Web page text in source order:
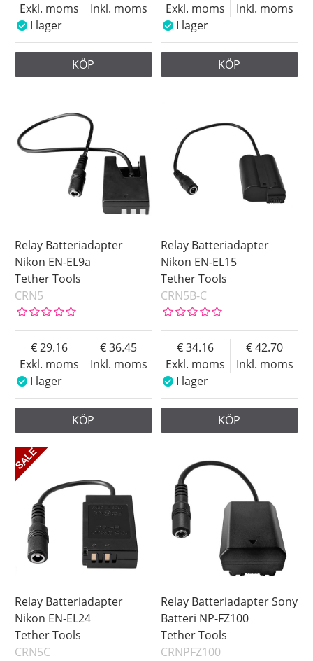
Exkl. moms
Inkl. moms
I lager
KÖP
Exkl. moms
Inkl. moms
I lager
KÖP
Relay Batteriadapter
Nikon EN-EL9a
Tether Tools
CRN5
Exkl. moms
29.16
Inkl. moms
36.45
I lager
KÖP
Relay Batteriadapter
Nikon EN-EL15
Tether Tools
CRN5B-C
Exkl. moms
34.16
Inkl. moms
42.70
I lager
KÖP
Relay Batteriadapter
Nikon EN-EL24
Tether Tools
CRN5C
Relay Batteriadapter Sony
Batteri NP-FZ100
Tether Tools
CRNPFZ100